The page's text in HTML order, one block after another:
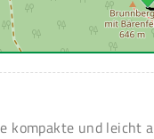
kompakte und leicht